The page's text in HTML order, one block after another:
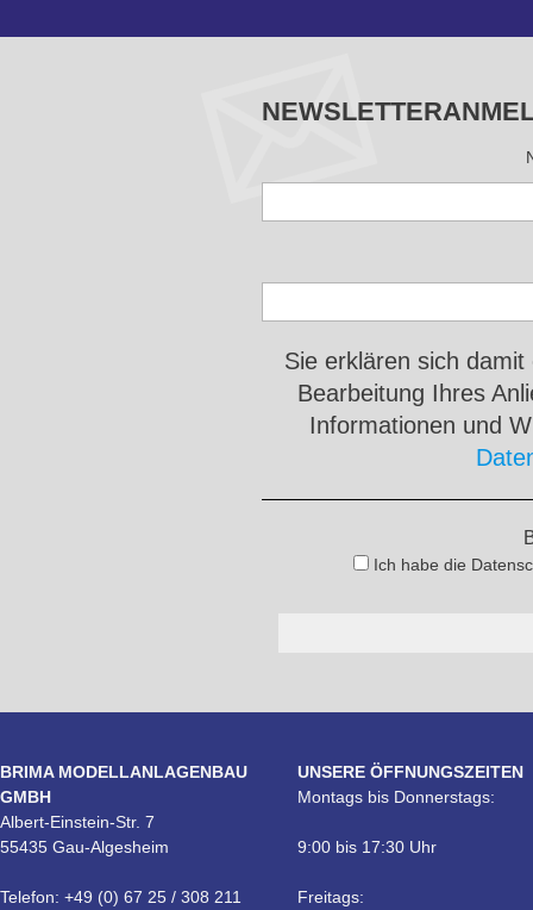
Sie erklären sich
Bearbeitung Ihres
Informationen und
Ich habe die
BRIMA MODELLANLAGENBAU
GMBH
Albert-Einstein-Str. 7
55435 Gau-Algesheim
Telefon: +49 (0) 67 25 / 308 211
UNSERE ÖFFNUNGSZEITEN
Montags bis Donnerstags:
9:00 bis 17:30 Uhr
Freitags: